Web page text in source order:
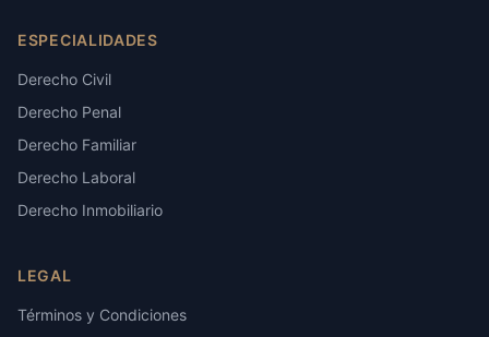
ESPECIALIDADES
Derecho Civil
Derecho Penal
Derecho Familiar
Derecho Laboral
Derecho Inmobiliario
LEGAL
Términos y Condiciones